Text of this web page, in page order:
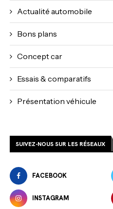
Actualité automobile
Bons plans
Concept car
Essais & comparatifs
Présentation véhicule
SUIVEZ-NOUS SUR LES RÉSEAUX
FACEBOOK
INSTAGRAM